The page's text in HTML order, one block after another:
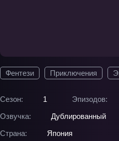
Фентези Приключения
Сезон: 1 Эпизодов:
Озвучка:
Дублированный
Страна:
Япония